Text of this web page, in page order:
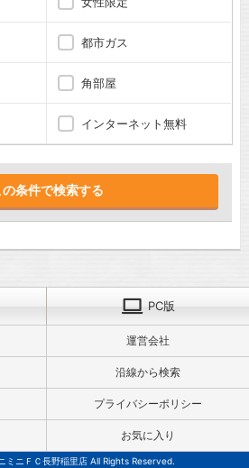
都市ガス
角部屋
インターネット無料
PC版
運営会社
沿線から検索
プライバシーポリシー
お気に入り
ニＦＣ長野稲里店 All Rights Reserved.